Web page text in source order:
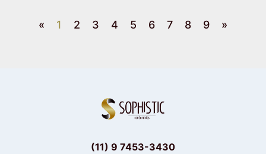
« 1 2 3 4 5 6 7 8 9 »
(11) 9 7453-3430